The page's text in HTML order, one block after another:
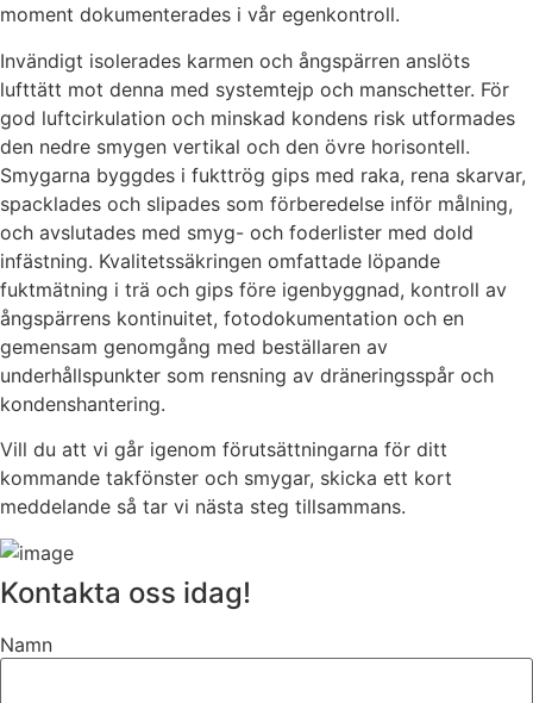
moment dokumenterades i vår egenkontroll.
Invändigt isolerades karmen och ångspärren anslöts
lufttätt mot denna med systemtejp och manschetter. För
god luftcirkulation och minskad kondens risk utformades
den nedre smygen vertikal och den övre horisontell.
Smygarna byggdes i fukttrög gips med raka, rena skarvar,
spacklades och slipades som förberedelse inför målning,
och avslutades med smyg- och foderlister med dold
infästning. Kvalitetssäkringen omfattade löpande
fuktmätning i trä och gips före igenbyggnad, kontroll av
ångspärrens kontinuitet, fotodokumentation och en
gemensam genomgång med beställaren av
underhållspunkter som rensning av dräneringsspår och
kondenshantering.
Vill du att vi går igenom förutsättningarna för ditt
kommande takfönster och smygar, skicka ett kort
meddelande så tar vi nästa steg tillsammans.
Kontakta oss idag!
Namn